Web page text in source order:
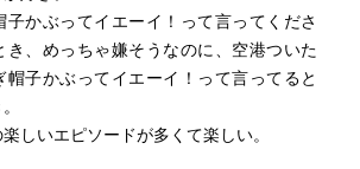
子かぶってイエーイ！って言ってくださ
き、めっちゃ嫌そうなのに、空港ついた
帽子かぶってイエーイ！って言ってると
しいエピソードが多くて楽しい。